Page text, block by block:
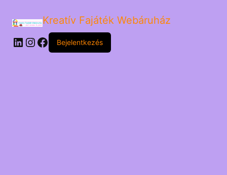
Kreatív Fajáték Webáruház
LinkedIn
Instagram
Facebook
Bejelentkezés